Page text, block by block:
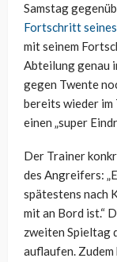
Samstag
Fortschritt
mit seinem
Abteilung genau
gegen Twente
bereits wieder
einen „super
Der Trainer
des Angreifers:
spätestens nach
mit an Bord ist.“
zweiten Spieltag
auflaufen.